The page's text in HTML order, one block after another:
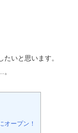
いと思います。
オープン！